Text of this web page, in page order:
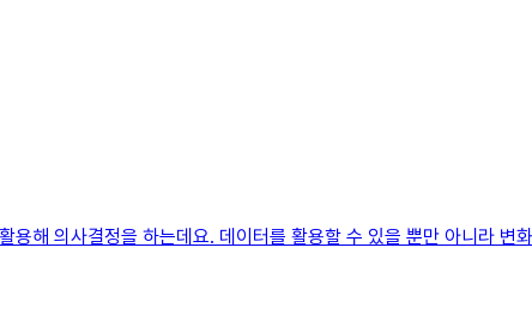
용해 의사결정을 하는데요. 데이터를 활용할 수 있을 뿐만 아니라